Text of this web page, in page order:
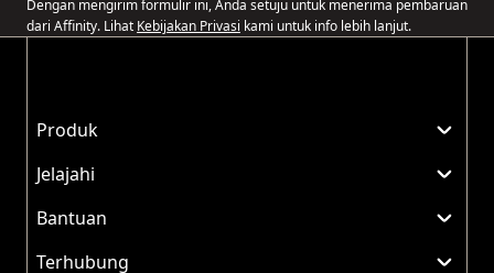
Dengan mengirim formulir ini, Anda setuju untuk menerima pembaruan
dari Affinity. Lihat Kebijakan Privasi kami untuk info lebih lanjut.
Produk
Jelajahi
Bantuan
Terhubung